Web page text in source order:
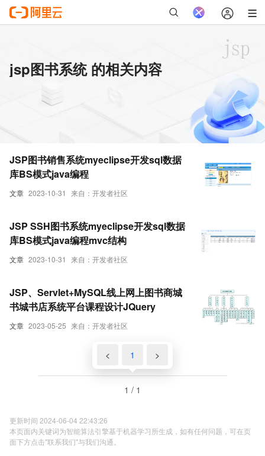
jsp图书系统 的相关内容
文章 2023-10-31 来自：开发者社区
JSP图书销售系统myeclipse开发sql数据
库BS模式java编程
文章 2023-10-31 来自：开发者社区
JSP SSH图书系统myeclipse开发sql数据
库BS模式java编程mvc结构
文章 2023-05-25 来自：开发者社区
JSP、Servlet+MySQL线上网上图书商城
书城书店系统平台课程设计JQuery
< 1 >
1 / 1
更新时间 2024-06-04 22:43:26
本页面内关键词为智能算法引擎基于机器学习所生成，如有任何问题，可在页
面下方点击"联系我们"与我们沟通。